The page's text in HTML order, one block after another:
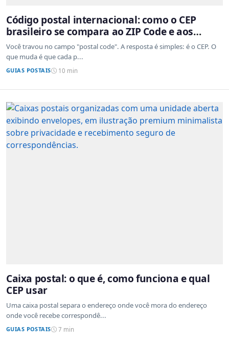
Código postal internacional: como o CEP
brasileiro se compara ao ZIP Code e aos
sistemas de outros países
Você travou no campo "postal code". A resposta é simples: é o CEP. O
que muda é que cada p...
GUIAS POSTAIS 10 min
Caixa postal: o que é, como funciona e qual
CEP usar
Uma caixa postal separa o endereço onde você mora do endereço
onde você recebe correspondê...
GUIAS POSTAIS 7 min